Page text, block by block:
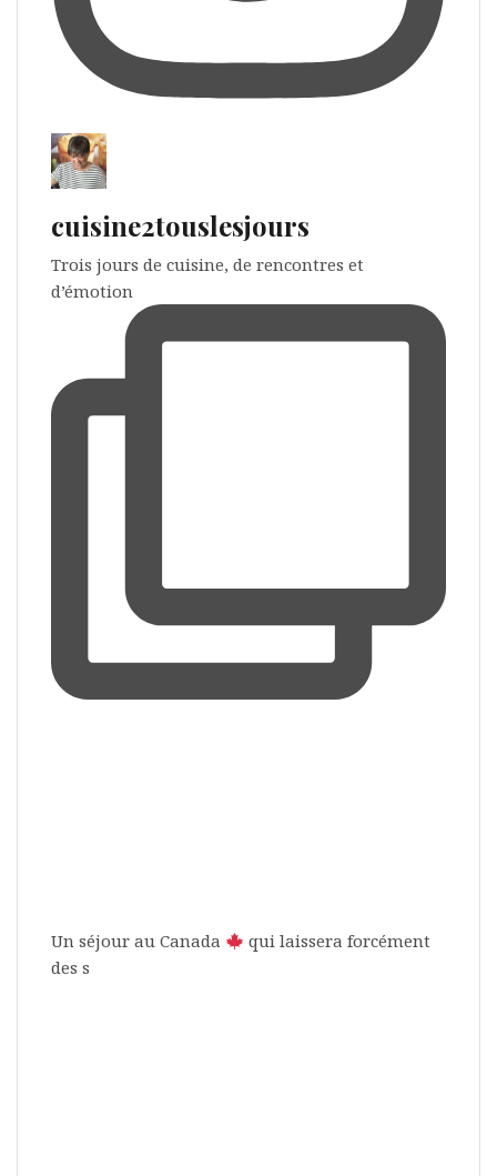
cuisine2touslesjours
Trois jours de cuisine, de rencontres et
d’émotion
Un séjour au Canada
qui laissera forcément
des s